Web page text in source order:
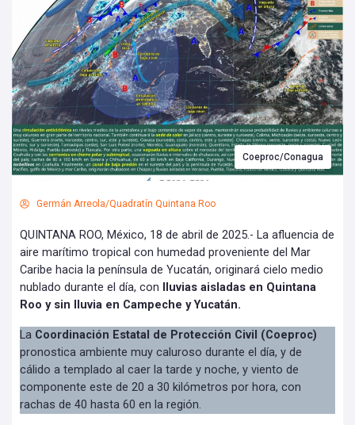
Coeproc/Conagua
Germán Arreola/Quadratín Quintana Roo
QUINTANA ROO, México, 18 de abril de 2025.- La afluencia de
aire marítimo tropical con humedad proveniente del Mar
Caribe hacia la península de Yucatán, originará cielo medio
nublado durante el día, con lluvias aisladas en Quintana
Roo y sin lluvia en Campeche y Yucatán.
La Coordinación Estatal de Protección Civil (Coeproc)
pronostica ambiente muy caluroso durante el día, y de
cálido a templado al caer la tarde y noche, y viento de
componente este de 20 a 30 kilómetros por hora, con
rachas de 40 hasta 60 en la región.